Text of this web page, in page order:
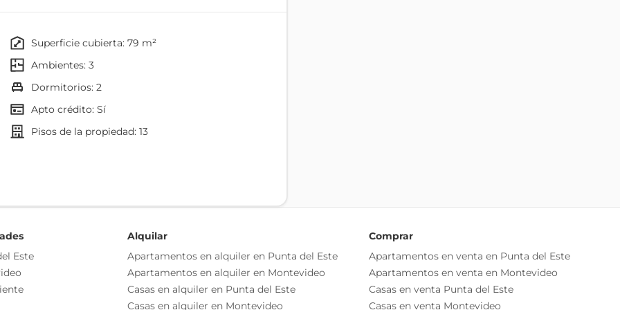
10% | descuento del 5%: USD 241.775
10% - Ocupación 80% | Precio de lista: USD 254.500
esenciales del inmueble, debiéndose consultar al
superficie cubierta: 79 m²
ambientes: 3
dormitorios: 2
Apto crédito: Sí
pisos de la propiedad: 13
Laundry
Comedor
Este
Alquilar
Apartamentos en alquiler en Punta del Este
Apartamentos en alquiler en Montevideo
Casas en alquiler en Punta del Este
Casas en alquiler en Montevideo
Comprar
Apartamentos en venta en Punta del Este
Apartamentos en venta en Montevideo
Casas en venta Punta del Este
Casas en venta Montevideo